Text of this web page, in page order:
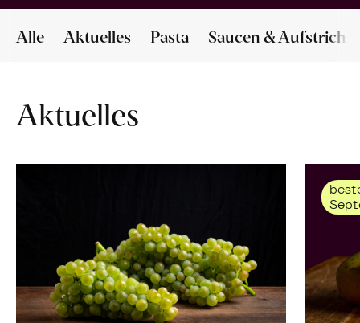
Alle Aktuelles Pasta Saucen & Aufstriche
Aktuelles